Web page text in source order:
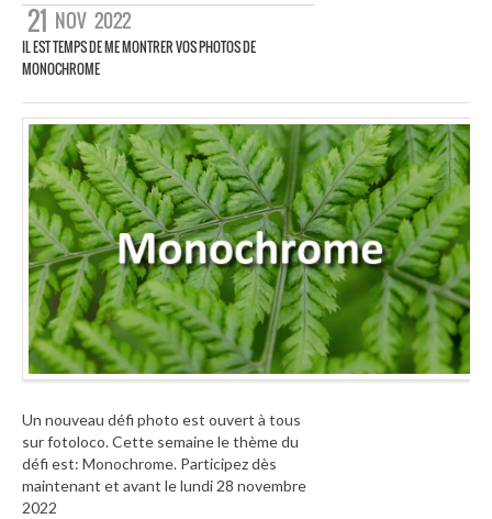
21 NOV 2022
IL EST TEMPS DE ME MONTRER VOS PHOTOS DE
MONOCHROME
Un nouveau défi photo est ouvert à tous
sur fotoloco. Cette semaine le thème du
défi est: Monochrome. Participez dès
maintenant et avant le lundi 28 novembre
2022